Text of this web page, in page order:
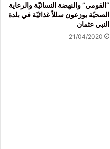
“القومي” والنهضة النسائيّة والرعاية
الصحيّة يوزعون سللاً غذائيّة في بلدة
النبي عثمان
21/04/2020